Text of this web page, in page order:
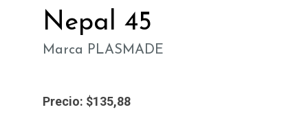
Nepal 45
Marca PLASMADE
Precio: $135,88